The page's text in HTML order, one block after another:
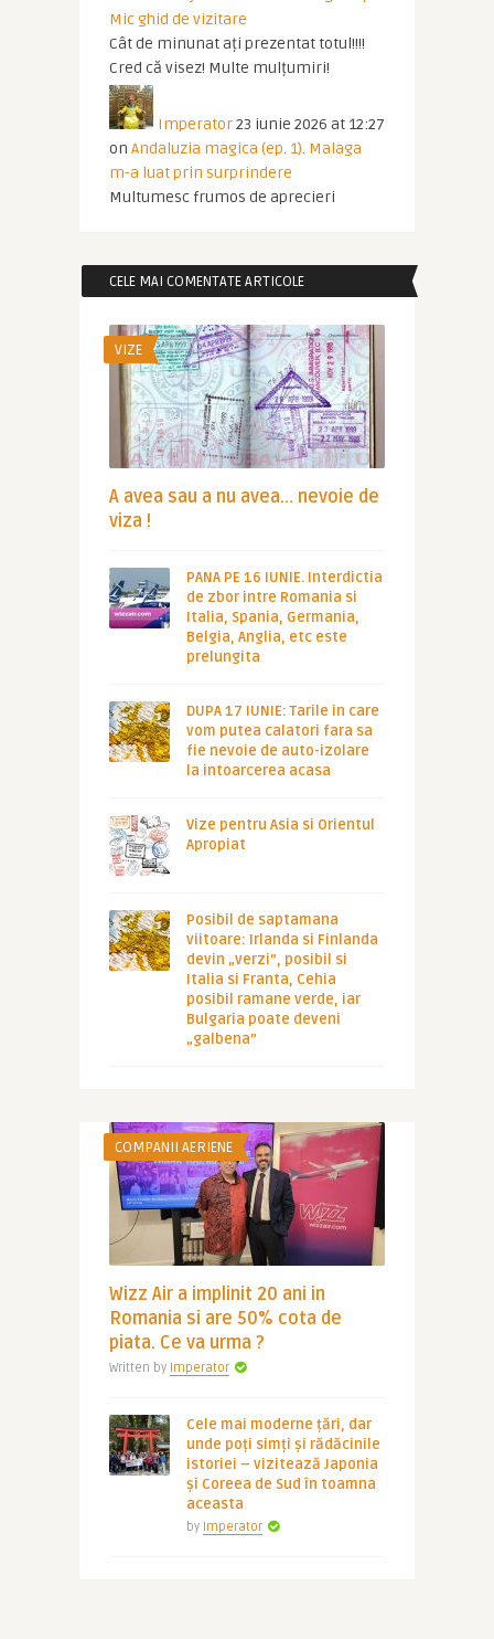
Mic ghid de vizitare
Cât de minunat ați prezentat totul!!!!
Cred că visez! Multe mulțumiri!
Imperator23 iunie 2026 at 12:27
on Andaluzia magica (ep. 1). Malaga
m-a luat prin surprindere
Multumesc frumos de aprecieri
CELE MAI COMENTATE ARTICOLE
VIZE
A avea sau a nu avea… nevoie de
viza !
PANA PE 16 IUNIE. Interdictia
de zbor intre Romania si
Italia, Spania, Germania,
Belgia, Anglia, etc este
prelungita
DUPA 17 IUNIE: Tarile in care
vom putea calatori fara sa
fie nevoie de auto-izolare
la intoarcerea acasa
Vize pentru Asia si Orientul
Apropiat
Posibil de saptamana
viitoare: Irlanda si Finlanda
devin „verzi”, posibil si
Italia si Franta, Cehia
posibil ramane verde, iar
Bulgaria poate deveni
„galbena”
COMPANII AERIENE
Wizz Air a implinit 20 ani in
Romania si are 50% cota de
piata. Ce va urma ?
Written by Imperator
Cele mai moderne țări, dar
unde poți simți și rădăcinile
istoriei – vizitează Japonia
și Coreea de Sud în toamna
aceasta
by Imperator